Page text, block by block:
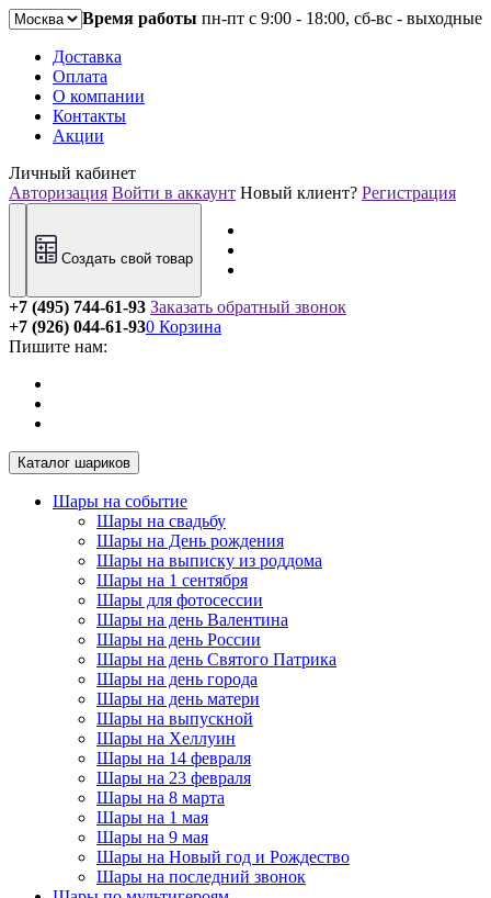
Время работы пн-пт с 9:00 - 18:00, сб-вс - выходные
Доставка
Оплата
О компании
Контакты
Акции
Личный кабинет
Авторизация Войти в аккаунт Новый клиент? Регистрация
Создать свой товар
+7 (495) 744-61-93 Заказать обратный звонок
+7 (926) 044-61-93
Пишите нам:
0 Корзина
Каталог шариков
Шары на событие
Шары на свадьбу
Шары на День рождения
Шары на выписку из роддома
Шары на 1 сентября
Шары для фотосессии
Шары на день Валентина
Шары на день России
Шары на день Святого Патрика
Шары на день города
Шары на день матери
Шары на выпускной
Шары на Хеллуин
Шары на 14 февраля
Шары на 23 февраля
Шары на 8 марта
Шары на 1 мая
Шары на 9 мая
Шары на Новый год и Рождество
Шары на последний звонок